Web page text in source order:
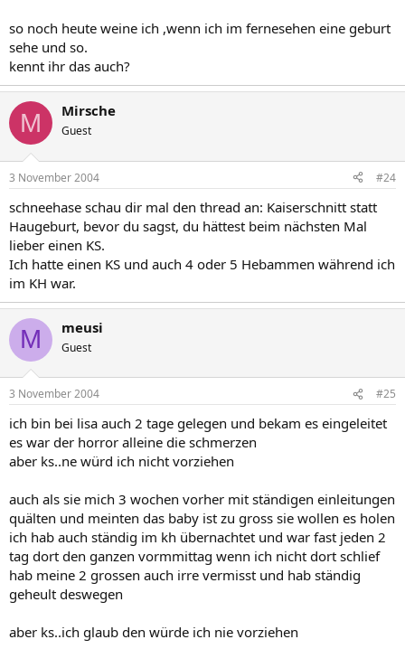
so noch heute weine ich ,wenn ich im fernesehen eine geburt
sehe und so.
kennt ihr das auch?
M Mirsche
Guest
3 November 2004 #24
schneehase schau dir mal den thread an: Kaiserschnitt statt
Haugeburt, bevor du sagst, du hättest beim nächsten Mal
lieber einen KS.
Ich hatte einen KS und auch 4 oder 5 Hebammen während ich
im KH war.
M meusi
Guest
3 November 2004 #25
ich bin bei lisa auch 2 tage gelegen und bekam es eingeleitet
es war der horror alleine die schmerzen
aber ks..ne würd ich nicht vorziehen
auch als sie mich 3 wochen vorher mit ständigen einleitungen
quälten und meinten das baby ist zu gross sie wollen es holen
ich hab auch ständig im kh übernachtet und war fast jeden 2
tag dort den ganzen vormmittag wenn ich nicht dort schlief
hab meine 2 grossen auch irre vermisst und hab ständig
geheult deswegen
aber ks..ich glaub den würde ich nie vorziehen